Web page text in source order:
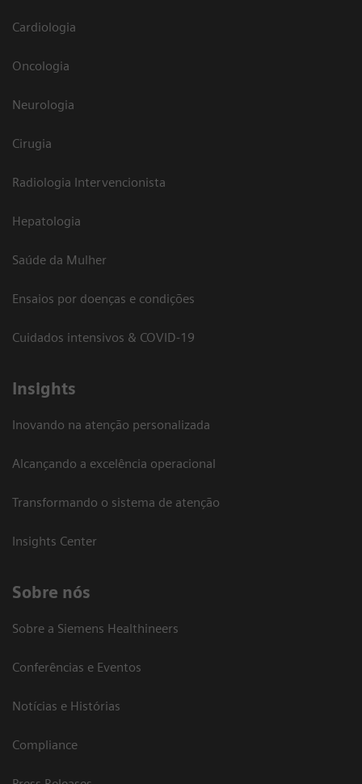
Cardiologia
Oncologia
Neurologia
Cirugia
Radiologia Intervencionista
Hepatologia
Saúde da Mulher
Ensaios por doenças e condições
Cuidados intensivos & COVID-19
Insights
Inovando na atenção personalizada
Alcançando a excelência operacional
Transformando o sistema de atenção
Insights Center
Sobre nós
Sobre a Siemens Healthineers
Conferências e Eventos
Notícias e Histórias
Compliance